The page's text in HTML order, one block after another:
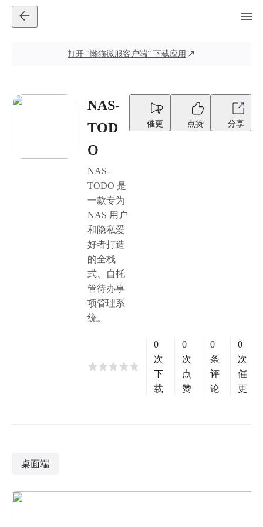
打开 “懒猫微服客户端” 下载应用
NAS-
TOD
O
NAS-
TODO 是
一款专为
NAS 用户
和隐私爱
好者打造
的全栈
式、自托
管待办事
项管理系
统。
催更 点赞 分享
0
次
下
载
0
次
点
赞
0
条
评
论
0
次
催
更
桌面端